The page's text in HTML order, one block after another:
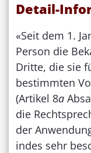
Detail-
«Seit dem 1.
Person die
Dritte, die sie
bestimmten
(Artikel 8a
die
der
indes sehr